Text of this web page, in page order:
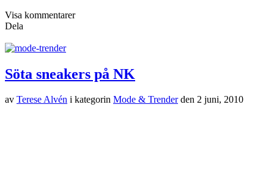
Visa kommentarer
Dela
Söta sneakers på NK
av Terese Alvén i kategorin Mode & Trenderden 2 juni, 2010